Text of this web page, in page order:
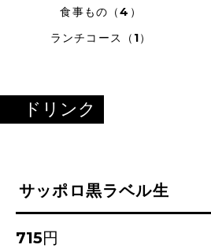
食事もの（4）
ランチコース（1）
ドリンク
サッポロ黒ラベル生
715円